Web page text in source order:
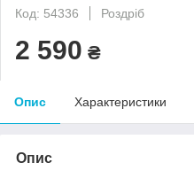
Код: 54336
Роздріб
2 590 ₴
Опис Характеристики
Опис